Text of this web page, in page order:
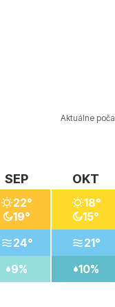
Aktuálne
SEP
22°
19°
24°
9%
OKT
18°
15°
21°
10%